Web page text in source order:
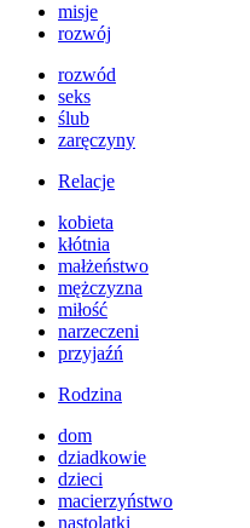
misje
rozwój
rozwód
seks
ślub
zaręczyny
Relacje
kobieta
kłótnia
małżeństwo
mężczyzna
miłość
narzeczeni
przyjaźń
Rodzina
dom
dziadkowie
dzieci
macierzyństwo
nastolatki